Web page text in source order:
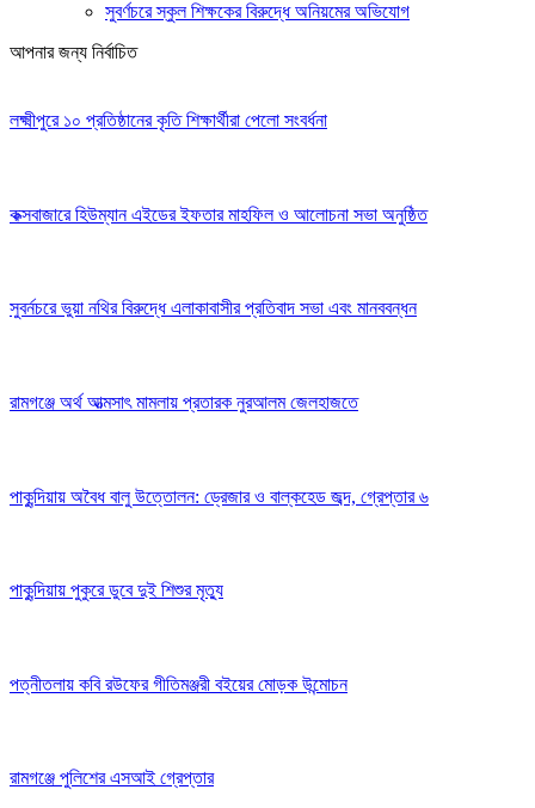
সুবর্ণচরে স্কুল শিক্ষকের বিরুদ্ধে অনিয়মের অভিযোগ
আপনার জন্য নির্বাচিত
লক্ষ্মীপুরে ১০ প্রতিষ্ঠানের কৃতি শিক্ষার্থীরা পেলো সংবর্ধনা
কক্সবাজারে হিউম্যান এইডের ইফতার মাহফিল ও আলোচনা সভা অনুষ্ঠিত
সুবর্নচরে ভুয়া নথির বিরুদ্ধে এলাকাবাসীর প্রতিবাদ সভা এবং মানববন্ধন
রামগঞ্জে অর্থ আত্মসাৎ মামলায় প্রতারক নুরআলম জেলহাজতে
পাকুন্দিয়ায় অবৈধ বালু উত্তোলন: ড্রেজার ও বাল্কহেড জব্দ, গ্রেপ্তার ৬
পাকুন্দিয়ায় পুকুরে ডুবে দুই শিশুর মৃত্যু
পত্নীতলায় কবি রউফের গীতিমঞ্জরী বইয়ের মোড়ক উন্মোচন
রামগঞ্জে পুলিশের এসআই গ্রেপ্তার